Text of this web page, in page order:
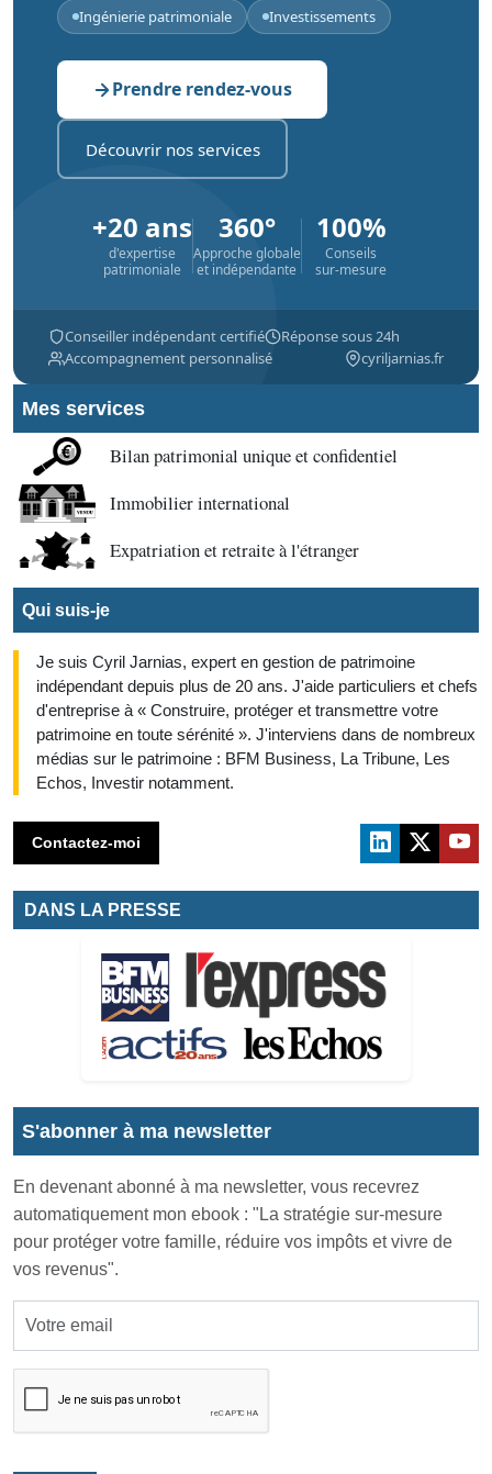
Ingénierie patrimoniale Investissements
Prendre rendez-vous
Découvrir nos services
+20 ans
d'expertise
patrimoniale
360°
Approche globale
et indépendante
100%
Conseils
sur-mesure
Conseiller indépendant certifié
Réponse sous 24h
Accompagnement personnalisé
cyriljarnias.fr
Mes services
Bilan patrimonial unique et confidentiel
Immobilier international
Expatriation et retraite à l'étranger
Qui suis-je
Je suis Cyril Jarnias, expert en gestion de patrimoine
indépendant depuis plus de 20 ans. J'aide particuliers et chefs
d'entreprise à « Construire, protéger et transmettre votre
patrimoine en toute sérénité ». J'interviens dans de nombreux
médias sur le patrimoine : BFM Business, La Tribune, Les
Echos, Investir notamment.
Contactez-moi
DANS LA PRESSE
S'abonner à ma newsletter
En devenant abonné à ma newsletter, vous recevrez
automatiquement mon ebook : "La stratégie sur-mesure
pour protéger votre famille, réduire vos impôts et vivre de
vos revenus".